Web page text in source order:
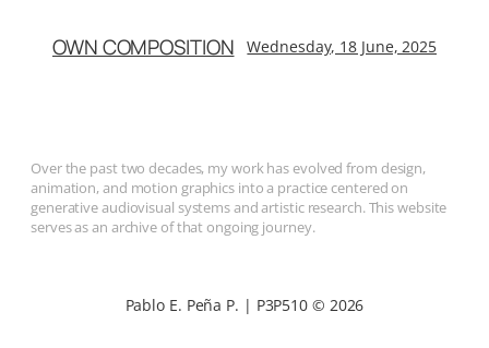
OWN COMPOSITION Wednesday, 18 June, 2025
Over the past two decades, my work has evolved from design,
animation, and motion graphics into a practice centered on
generative audiovisual systems and artistic research. This website
serves as an archive of that ongoing journey.
Pablo E. Peña P. | P3P510 © 2026